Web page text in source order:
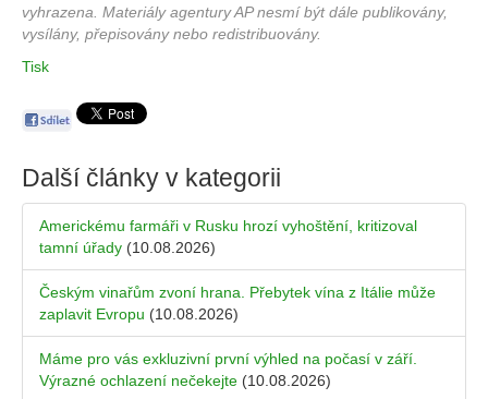
vyhrazena. Materiály agentury AP nesmí být dále publikovány,
vysílány, přepisovány nebo redistribuovány.
Tisk
Další články v kategorii
Americkému farmáři v Rusku hrozí vyhoštění, kritizoval
tamní úřady (10.08.2026)
Českým vinařům zvoní hrana. Přebytek vína z Itálie může
zaplavit Evropu (10.08.2026)
Máme pro vás exkluzivní první výhled na počasí v září.
Výrazné ochlazení nečekejte (10.08.2026)